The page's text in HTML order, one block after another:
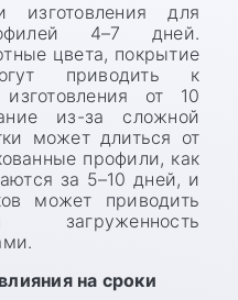
изготовления для
4–7 дней.
цвета, покрытие
приводить к
от 10
из-за сложной
может длиться от
профили, как
за 5–10 дней, и
может приводить
на сроки